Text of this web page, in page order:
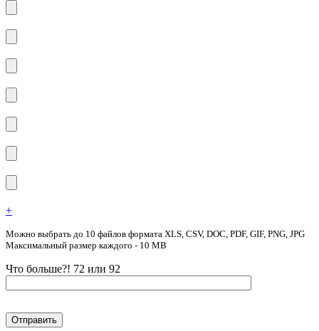
+
Можно выбрать до 10 файлов формата XLS, CSV, DOC, PDF, GIF, PNG, JPG
Максимальный размер каждого - 10 MB
Что больше?! 72 или 92